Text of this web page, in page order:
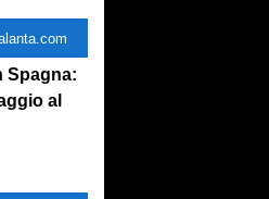
. Si lavora sulle cessioni
Spagna:
al